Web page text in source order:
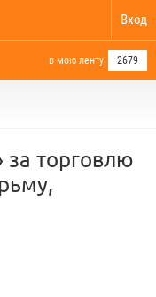
Вход
в мою ленту 2679
торговлю